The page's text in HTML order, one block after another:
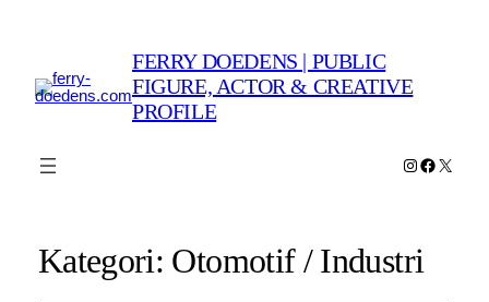
FERRY DOEDENS | PUBLIC
FIGURE, ACTOR & CREATIVE
PROFILE
Instagram
X
Kategori: Otomotif / Industri